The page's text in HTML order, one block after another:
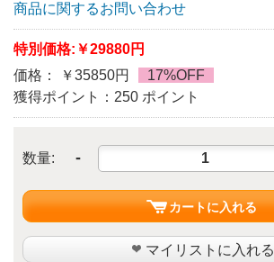
商品に関するお問い合わせ
特別価格: ￥29880円
価格： ￥35850円
17%OFF
獲得ポイント：250 ポイント
数量: -
カートに入れる
マイリストに入れる